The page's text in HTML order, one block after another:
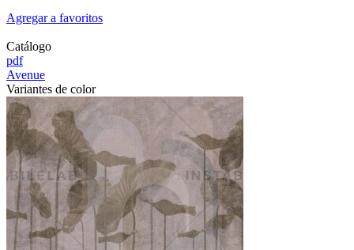
Agregar a favoritos
Catálogo
pdf
Avenue
Variantes de color